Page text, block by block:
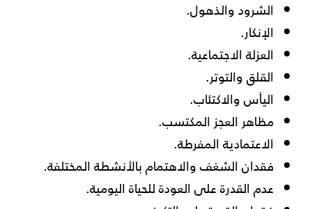
الشرود والذهول.
الإنكار.
العزلة الاجتماعية.
القلق والتوتر.
اليأس والاكتئاب.
مظاهر العجز المكتسب.
الاعتمادية المفرطة.
فقدان الشغف والاهتمام بالأنشطة المختلفة.
عدم القدرة على العودة للحياة اليومية.